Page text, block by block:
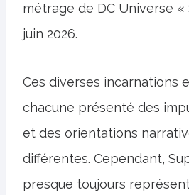
métrage de DC Universe «
juin 2026.
Ces diverses incarnations
chacune présenté des
et des orientations
différentes. Cependant,
presque toujours